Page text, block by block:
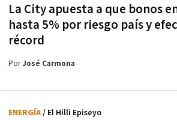
La City apuesta a que bonos
hasta 5% por riesgo país y
récord
PorJosé Carmona
ENERGÍA/ El Hilli Episeyo